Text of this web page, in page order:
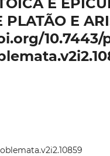
PLATÃO E
10.7443/